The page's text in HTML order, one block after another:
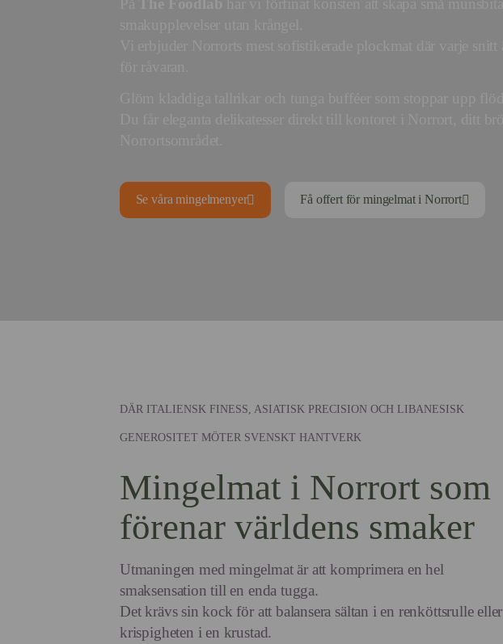
Se våra mingelmenyer Få offert för mingelmat i Norrort
DÄR ITALIENSK FINESS, ASIATISK PRECISION OCH LIBANESISK
GENEROSITET MÖTER SVENSKT HANTVERK
Mingelmat i Norrort som
förenar världens smaker
Utmaningen med mingelmat är att komprimera en hel
smaksensation till en enda tugga.
Det krävs sin kock för att balansera sältan i en renköttsrulle eller
krispigheten i en krustad.